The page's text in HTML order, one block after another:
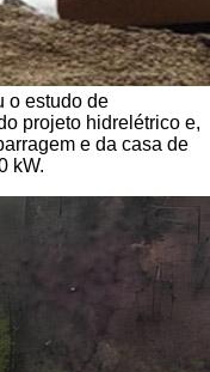
o estudo de
projeto hidrelétrico e,
e da casa de
kW.